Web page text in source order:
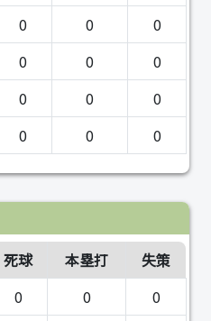
0 0
0
0 0
0
0 0
0
0 0 0
死球 本塁打
失策
0 0
0